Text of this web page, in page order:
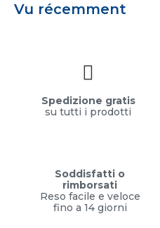
Vu récemment
Spedizione gratis
su tutti i prodotti
Soddisfatti o
rimborsati
Reso facile e veloce
fino a 14 giorni